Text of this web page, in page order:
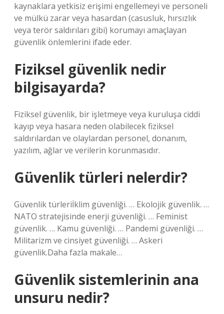
kaynaklara yetkisiz erişimi engellemeyi ve personeli
ve mülkü zarar veya hasardan (casusluk, hırsızlık
veya terör saldırıları gibi) korumayı amaçlayan
güvenlik önlemlerini ifade eder.
Fiziksel güvenlik nedir
bilgisayarda?
Fiziksel güvenlik, bir işletmeye veya kuruluşa ciddi
kayıp veya hasara neden olabilecek fiziksel
saldırılardan ve olaylardan personel, donanım,
yazılım, ağlar ve verilerin korunmasıdır.
Güvenlik türleri nelerdir?
Güvenlik türleriİklim güvenliği. … Ekolojik güvenlik. …
NATO stratejisinde enerji güvenliği. … Feminist
güvenlik. … Kamu güvenliği. … Pandemi güvenliği. …
Militarizm ve cinsiyet güvenliği. … Askeri
güvenlik.Daha fazla makale…
Güvenlik sistemlerinin ana
unsuru nedir?